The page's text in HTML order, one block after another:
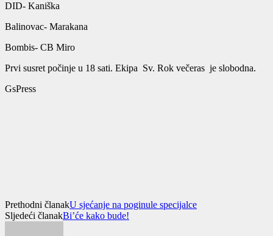
DID- Kaniška
Balinovac- Marakana
Bombis- CB Miro
Prvi susret počinje u 18 sati. Ekipa Sv. Rok večeras je slobodna.
GsPress
Prethodni članakU sjećanje na poginule specijalce
Sljedeći članakBi’će kako bude!